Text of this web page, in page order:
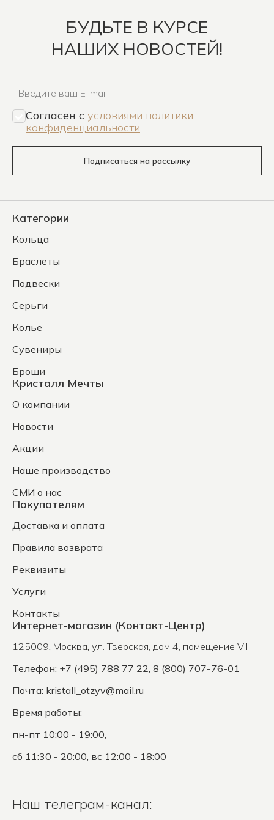
БУДЬТЕ В КУРСЕ
НАШИХ НОВОСТЕЙ!
Введите ваш E-mail
Согласен c условиями политики
конфиденциальности
Подписаться на рассылку
Категории
Кольца
Браслеты
Подвески
Серьги
Колье
Сувениры
Броши
Кристалл Мечты
О компании
Новости
Акции
Наше производство
СМИ о нас
Покупателям
Доставка и оплата
Правила возврата
Реквизиты
Услуги
Контакты
Интернет-магазин (Контакт-Центр)
125009, Москва, ул. Тверская, дом 4, помещение VII
Телефон: +7 (495) 788 77 22, 8 (800) 707-76-01
Почта: kristall_otzyv@mail.ru
Время работы:
пн-пт 10:00 - 19:00,
сб 11:30 - 20:00, вс 12:00 - 18:00
Наш телеграм-канал: